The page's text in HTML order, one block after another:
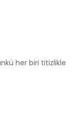
her biri titizlikle